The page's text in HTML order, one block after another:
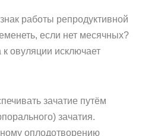
работы репродуктивной
если нет месячных?
овуляции исключает
зачатие путём
зачатия.
оплодотворению